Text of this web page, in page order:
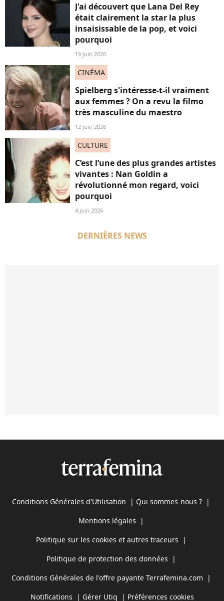
J'ai découvert que Lana Del Rey
était clairement la star la plus
insaisissable de la pop, et voici
pourquoi
19 juin 2026
CINÉMA
Spielberg s'intéresse-t-il vraiment
aux femmes ? On a revu la filmo
très masculine du maestro
12 juin 2026
CULTURE
C’est l’une des plus grandes artistes
vivantes : Nan Goldin a
révolutionné mon regard, voici
pourquoi
4 juin 2026
DERNIÈRES NEWS
Conditions Générales d'Utilisation | Qui sommes-nous ? |
Mentions légales |
Politique sur les cookies et autres traceurs |
Politique de protection des données |
Conditions Générales de l'offre payante Terrafemina.com |
Notifications | Gérer Utiq | Préférences cookies